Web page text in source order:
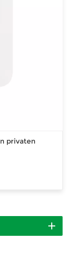
privaten